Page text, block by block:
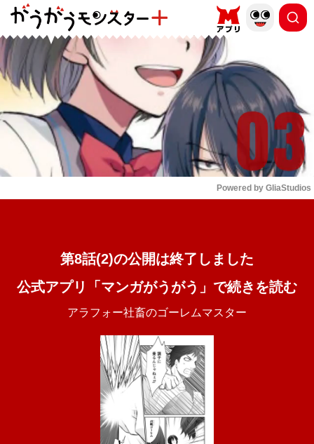
もっと読む
Powered by GliaStudios
第8話(2)の公開は終了しました
公式アプリ「マンガがうがう」で続きを読む
アラフォー社畜のゴーレムマスター